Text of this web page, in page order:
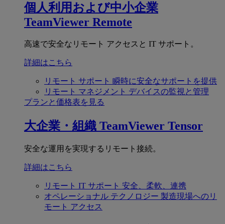
個人利用および中小企業
TeamViewer Remote
高速で安全なリモート アクセスと IT サポート。
詳細はこちら
リモート サポート 瞬時に安全なサポートを提供
リモート マネジメント デバイスの監視と管理
プランと価格表を見る
大企業・組織 TeamViewer Tensor
安全な運用を実現するリモート接続。
詳細はこちら
リモート IT サポート 安全、柔軟、連携
オペレーショナル テクノロジー 製造現場へのリ
モート アクセス